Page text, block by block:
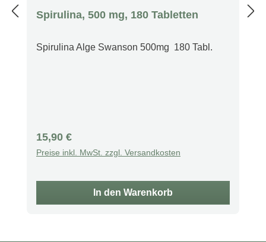
Spirulina, 500 mg, 180 Tabletten
Spirulina Alge Swanson 500mg 180 Tabl.
Regulärer Preis:
15,90 €
Preise inkl. MwSt. zzgl. Versandkosten
In den Warenkorb